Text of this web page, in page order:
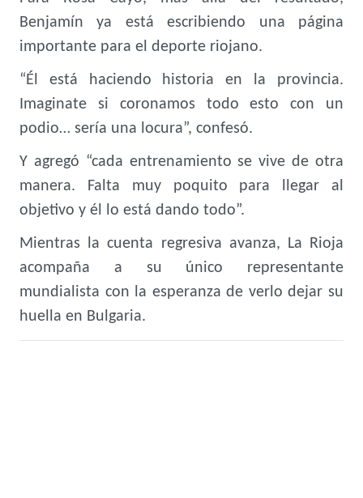
Benjamín ya está escribiendo una página
importante para el deporte riojano.
“Él está haciendo historia en la provincia.
Imaginate si coronamos todo esto con un
podio… sería una locura”, confesó.
Y agregó “cada entrenamiento se vive de otra
manera. Falta muy poquito para llegar al
objetivo y él lo está dando todo”.
Mientras la cuenta regresiva avanza, La Rioja
acompaña a su único representante
mundialista con la esperanza de verlo dejar su
huella en Bulgaria.